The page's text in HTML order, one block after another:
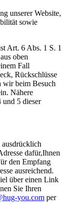
unserer Website,
sowie
Art. 6 Abs. 1 S. 1
oben
Fall
Rückschlüsse
wir beim Besuch
Nähere
und 5 dieser
dafür,Ihnen
den Empfang
ausreichend.
über einen Link
Sie Ihren
you.com per